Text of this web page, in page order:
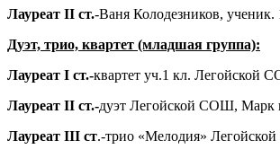
Лауреат II ст.-Ваня Колодезников,
Дуэт, трио, квартет (младшая группа):
Лауреат I ст.-квартет уч.1 кл. Легойской
Лауреат II ст.-дуэт Легойской СОШ, Марк
Лауреат III ст.-трио «Мелодия»